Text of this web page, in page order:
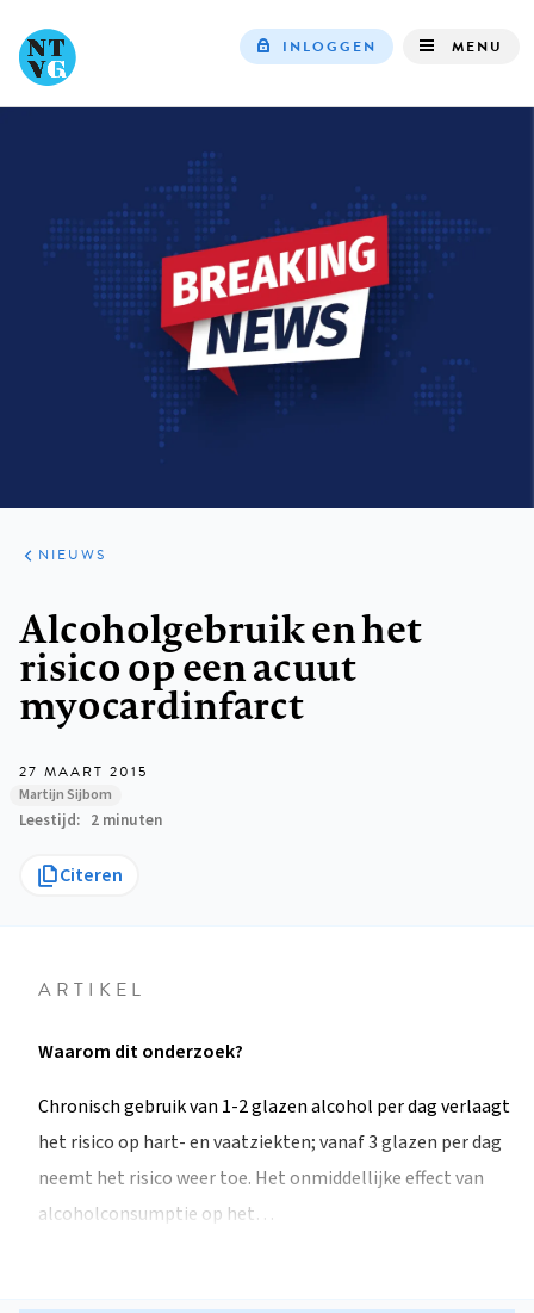
INLOGGEN MENU
ARTIKELEN
HET
KORT
NIEUWS
Alcoholgebruik en het
risico op een acuut
myocardinfarct
27 MAART 2015
Martijn Sijbom
Leestijd 2 minuten
Citeren
ARTIKEL
Waarom dit onderzoek?
Chronisch gebruik van 1-2 glazen alcohol per dag verlaagt
het risico op hart- en vaatziekten; vanaf 3 glazen per dag
neemt het risico weer toe. Het onmiddellijke effect van
alcoholconsumptie op het…